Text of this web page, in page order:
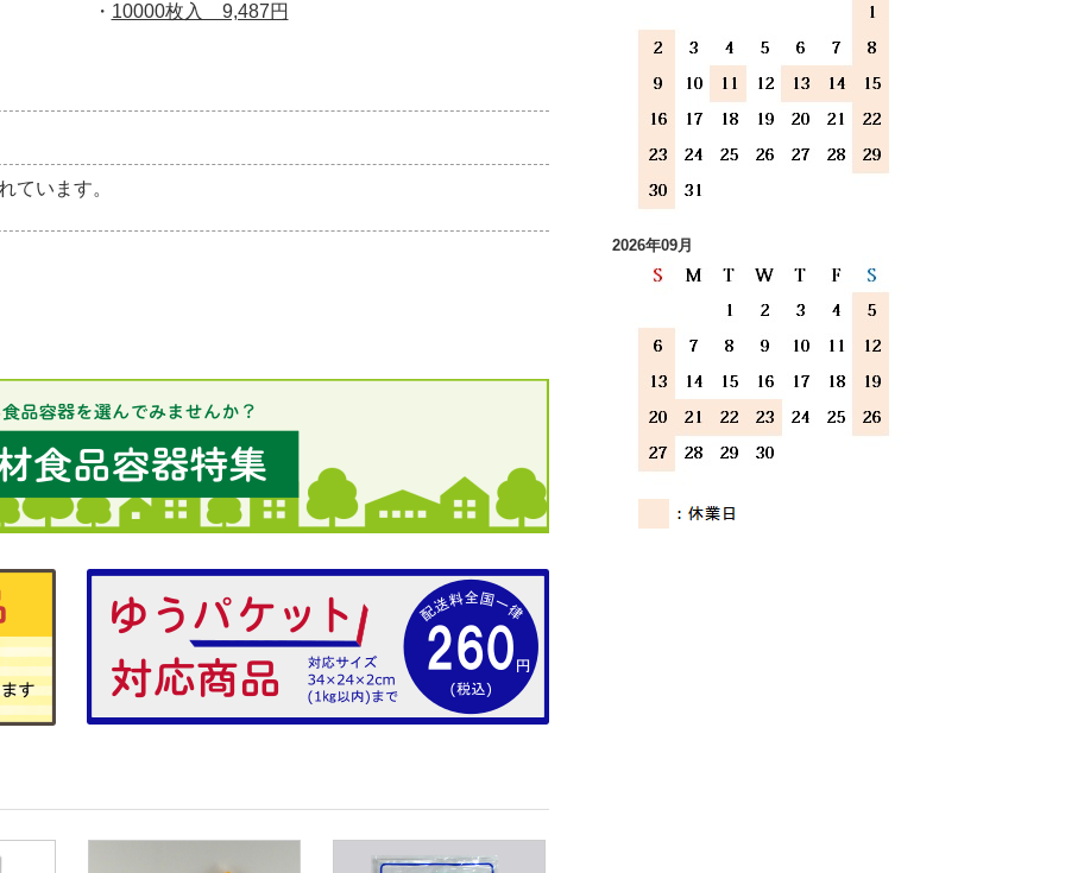
・ 10000枚入 9,487円
ています。
2026年09月